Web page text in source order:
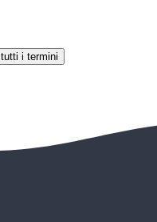
i termini